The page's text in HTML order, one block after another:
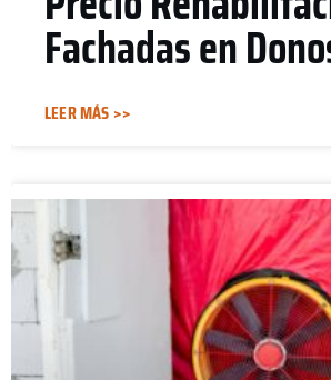
Fachadas en
LEER MÁS >>